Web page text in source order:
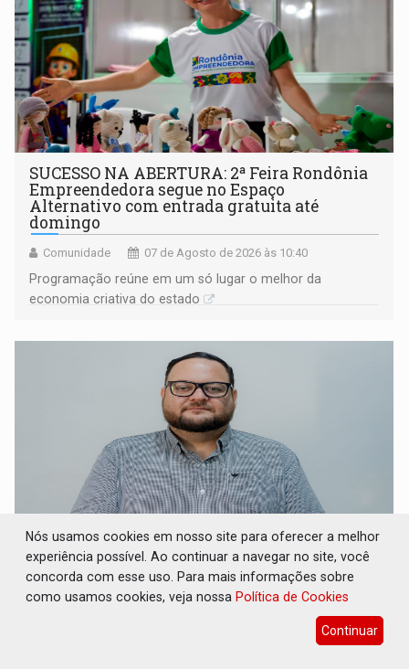
SUCESSO NA ABERTURA: 2ª Feira Rondônia
Empreendedora segue no Espaço
Alternativo com entrada gratuita até
domingo
Comunidade 07 de Agosto de 2026 às 10:40
Programação reúne em um só lugar o melhor da
economia criativa do estado
REESTRUTURAÇÃO: Secretário da Seinfra de
Porto Velho pede exoneração do cargo
Thiago Cantanhede Pacheco esteve à frente da pasta por
Nós usamos cookies em nosso site para oferecer a melhor
experiência possível. Ao continuar a navegar no site, você
concorda com esse uso. Para mais informações sobre
como usamos cookies, veja nossa Política de Cookies
Continuar